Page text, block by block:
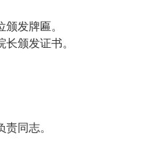
发牌匾。
颁发证书。
同志。